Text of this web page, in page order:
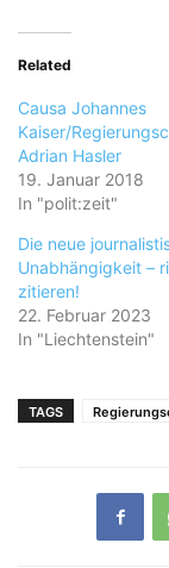
Related
Causa Johannes
Kaiser/
Adrian Hasler
19. Januar 2018
In "polit:zeit"
Die neue
Unabhängigkeit –
zitieren!
22. Februar 2023
In "Liechtenstein"
TAGS